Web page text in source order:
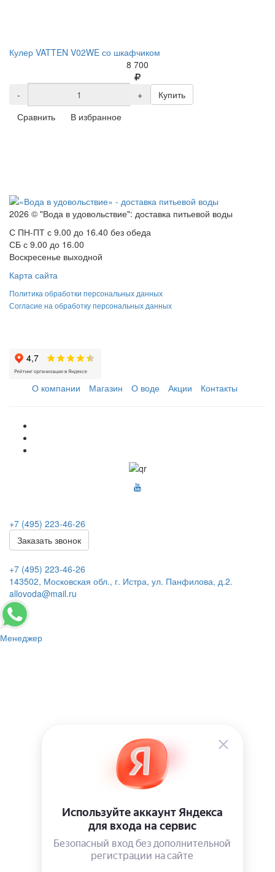
Кулер VATTEN V02WE со шкафчиком
8 700
- +
Купить
Сравнить
В избранное
2026 © "Вода в удовольствие": доставка питьевой воды
С ПН-ПТ с 9.00 до 16.40 без обеда
СБ с 9.00 до 16.00
Воскресенье выходной
Карта сайта
Политика обработки персональных данных
Согласие на обработку персональных данных
О компании Магазин О воде Акции Контакты
+7 (495) 223-46-26
Заказать звонок
+7 (495) 223-46-26
143502, Московская обл., г. Истра, ул. Панфилова, д.2.
allovoda@mail.ru
Менеджер